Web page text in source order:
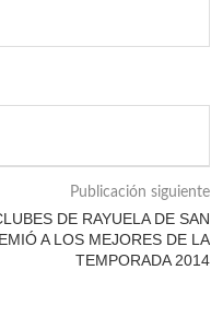
Publicación siguiente
DE RAYUELA DE SAN
A LOS MEJORES DE LA
TEMPORADA 2014